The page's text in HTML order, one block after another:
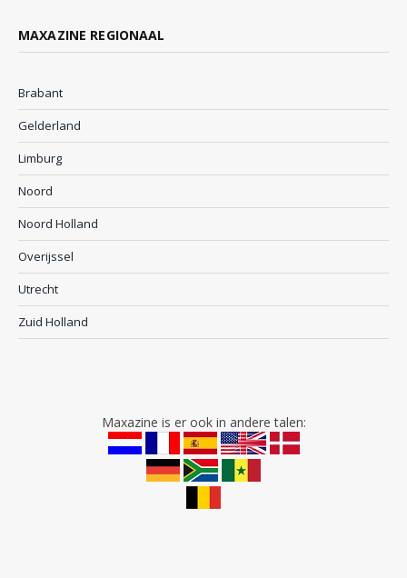
MAXAZINE REGIONAAL
Brabant
Gelderland
Limburg
Noord
Noord Holland
Overijssel
Utrecht
Zuid Holland
Maxazine is er ook in andere talen: